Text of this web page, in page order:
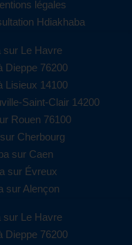
légales
Hdiakhaba
sur Le Havre
Dieppe 76200
Lisieux 14100
Saint-Clair 14200
Rouen 76100
Cherbourg
sur Caen
sur Évreux
sur Alençon
sur Le Havre
Dieppe 76200